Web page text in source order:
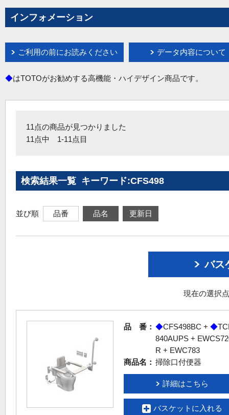
インフォメーション
ご利用の前にお読みください データ内容について
◆はTOTOがお勧めする高機能・ハイデザイン商品です。
11点の商品が見つかりました
11点中 1-11点目
検索結果一覧 キーワード:CFS498
並び順 品番 品名 更新日
バス
現在の選択
品 番： ◆CFS498BC + ◆
840AUPS +
R + EWC783
商品名： 掃除口付便器
詳細はこちら
バスケットに入れる